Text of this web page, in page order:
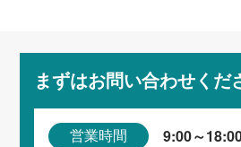
まずはお問い合わせくだ
営業時間 9:00～